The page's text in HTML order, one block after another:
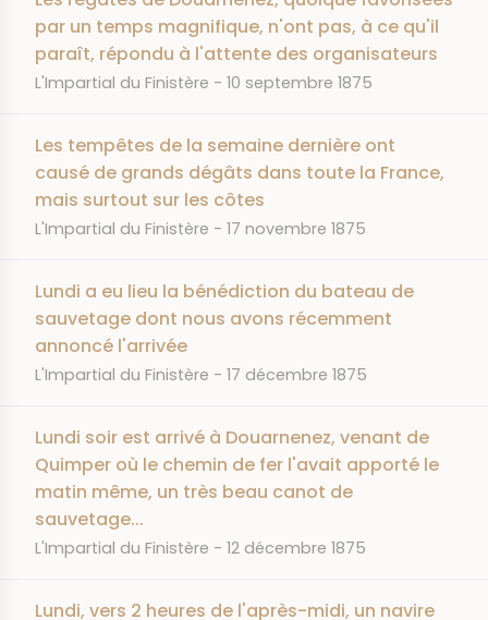
par un temps magnifique, n'ont pas, à ce qu'il
paraît, répondu à l'attente des organisateurs
JOURNAL
L'Impartial du Finistère DATE
10 septembre 1875
Les tempêtes de la semaine dernière ont
causé de grands dégâts dans toute la France,
mais surtout sur les côtes
JOURNAL
L'Impartial du Finistère DATE
17 novembre 1875
Lundi a eu lieu la bénédiction du bateau de
sauvetage dont nous avons récemment
annoncé l'arrivée
JOURNAL
L'Impartial du Finistère DATE
17 décembre 1875
Lundi soir est arrivé à Douarnenez, venant de
Quimper où le chemin de fer l'avait apporté le
matin même, un très beau canot de
sauvetage...
JOURNAL
L'Impartial du Finistère DATE
12 décembre 1875
Lundi, vers 2 heures de l'après-midi, un navire